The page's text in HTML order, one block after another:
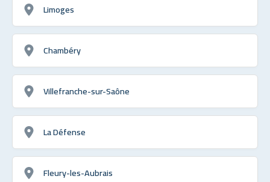
Limoges
Chambéry
Villefranche-sur-Saône
La Défense
Fleury-les-Aubrais